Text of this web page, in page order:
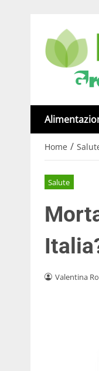
Home /
Salute
Valentina